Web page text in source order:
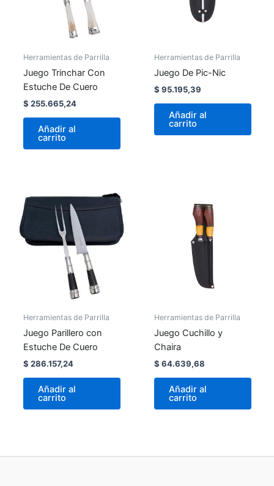
Herramientas de Parrilla
Juego Trinchar Con
Estuche De Cuero
$ 255.665,24
Añadir al
carrito
Herramientas de Parrilla
Juego De Pic-Nic
$ 95.195,39
Añadir al
carrito
Herramientas de Parrilla
Juego Parillero con
Estuche De Cuero
$ 286.157,24
Añadir al
carrito
Herramientas de Parrilla
Juego Cuchillo y
Chaira
$ 64.639,68
Añadir al
carrito